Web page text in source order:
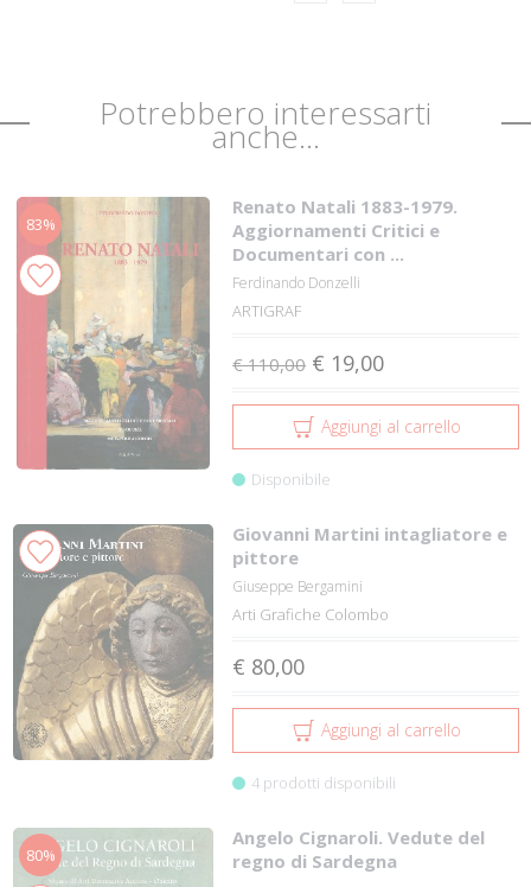
Potrebbero interessarti
anche...
83%
Renato Natali 1883-1979.
Aggiornamenti Critici e
Documentari con ...
Ferdinando Donzelli
ARTIGRAF
€ 110,00 € 19,00
Aggiungi al carrello
Disponibile
Giovanni Martini intagliatore e
pittore
Giuseppe Bergamini
Arti Grafiche Colombo
€ 80,00
Aggiungi al carrello
4 prodotti disponibili
80%
Angelo Cignaroli. Vedute del
regno di Sardegna